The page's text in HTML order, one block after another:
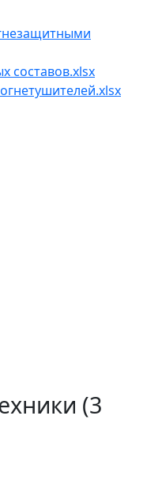
составов.xlsx
(3